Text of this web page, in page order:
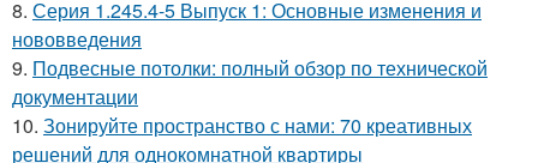
8. Серия 1.245.4-5 Выпуск 1: Основные изменения и
нововведения
9. Подвесные потолки: полный обзор по технической
документации
10. Зонируйте пространство с нами: 70 креативных
решений для однокомнатной квартиры